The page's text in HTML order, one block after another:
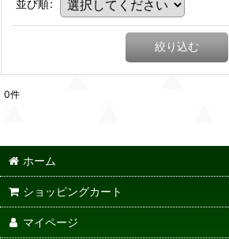
並び順:
絞り込む
0件
ホーム
ショッピングカート
マイページ